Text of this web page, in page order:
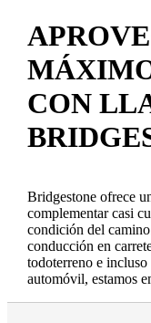
CON
Bridgestone ofrece
complementar casi
condición del
conducción en
todoterreno e
automóvil, estamos